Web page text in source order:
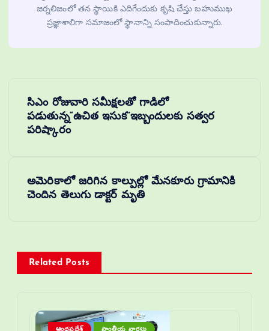
జర్నలిజంలో తన స్థాయికి ఎదిగేందుకు కృషి చేస్తు బహుముఖ
ప్రజ్ఞాశాలిగా సమాజంలో స్థానాన్ని సంపాదించుకున్నారు.
సిఎం రోజువారి సమీక్షలతో గాడిలో
పడుతున్న“ఉచిత ఇసుక”ఇబ్బందులకు సత్వర
పరిష్కారం
అమెరికాలో జరిగిన కాల్పుల్లో మేనకూరు గ్రామానికి
చెందిన తెలుగు డాక్టర్ మృతి
Related Posts
ఆంధ్రప్రదేశ్ ప్రాంతీయ వార్తలు